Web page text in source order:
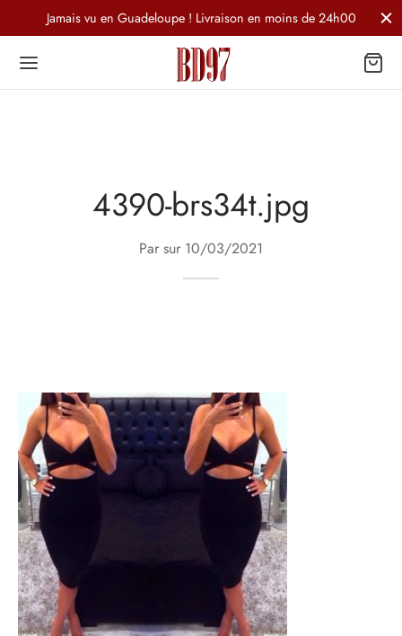
Jamais vu en Guadeloupe ! Livraison en moins de 24h00
4390-brs34t.jpg
Par sur 10/03/2021